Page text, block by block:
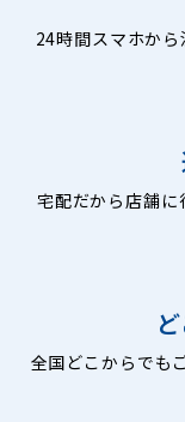
24時間スマホか
宅配だから店舗
全国どこからでも